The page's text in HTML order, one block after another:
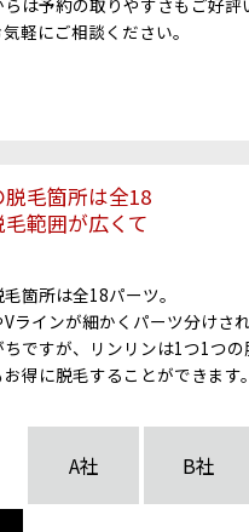
は予約の取りやすさもご好評
軽にご相談ください。
脱毛箇所は全18
範囲が広くて
箇所は全18パーツ。
ラインが細かくパーツ分けさ
ですが、リンリンは1つ1つ
得に脱毛することができます。
A社 B社